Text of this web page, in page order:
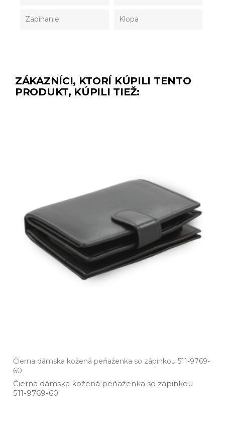
Zapínanie Klopa
ZÁKAZNÍCI, KTORÍ KÚPILI TENTO
PRODUKT, KÚPILI TIEŽ:
Čierna dámska kožená peňaženka so zápinkou 511-9769-
60
Čierna dámska kožená peňaženka so zápinkou
511­-9769­-60